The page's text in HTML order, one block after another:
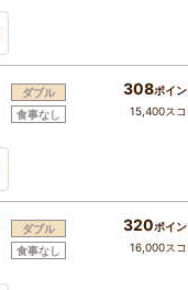
ダブル
食事なし
308ポイ
15,400ス
ダブル
食事なし
320ポイ
16,000ス